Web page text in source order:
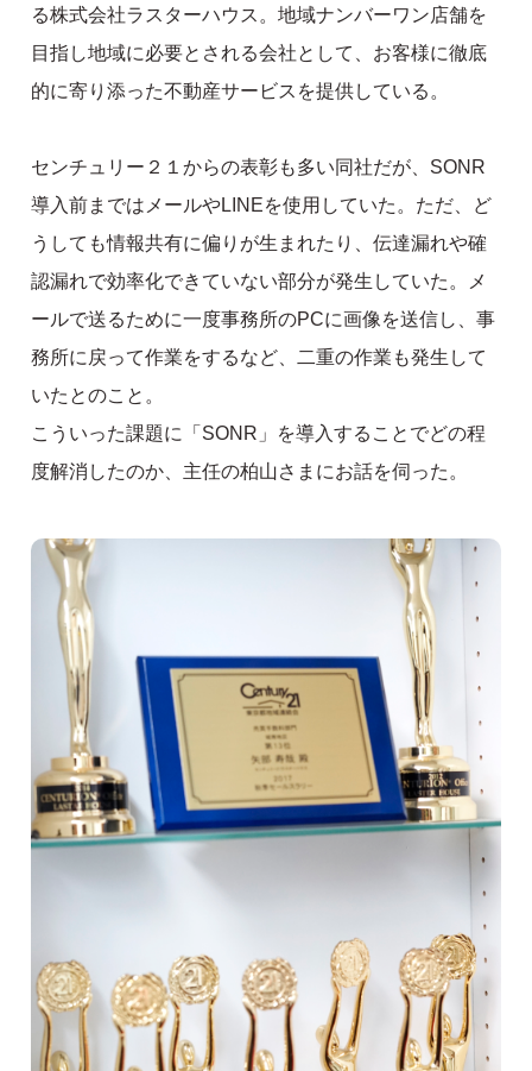
る株式会社ラスターハウス。地域ナンバーワン店舗を
目指し地域に必要とされる会社として、お客様に徹底
的に寄り添った不動産サービスを提供している。
センチュリー２１からの表彰も多い同社だが、SONR
導入前まではメールやLINEを使用していた。ただ、ど
うしても情報共有に偏りが生まれたり、伝達漏れや確
認漏れで効率化できていない部分が発生していた。メ
ールで送るために一度事務所のPCに画像を送信し、事
務所に戻って作業をするなど、二重の作業も発生して
いたとのこと。
こういった課題に「SONR」を導入することでどの程
度解消したのか、主任の柏山さまにお話を伺った。